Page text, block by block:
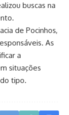
buscas na
de Pocinhos,
As
a
situações
tipo.